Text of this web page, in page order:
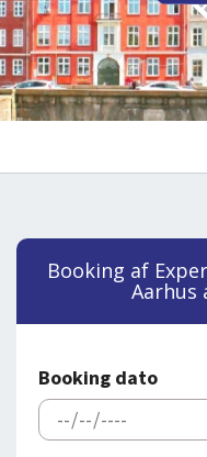
FIND EN TUR
DEJLIGE
FOREDRAG
OM OS
Booking af
Aarhus
Booking dato